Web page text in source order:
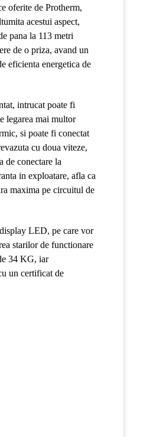
oferite de Protherm,
acestui aspect,
pana la 113 metri
de o priza, avand un
eficienta energetica de
intrucat poate fi
legarea mai multor
si poate fi conectat
cu doua viteze,
de conectare la
in exploatare, afla ca
maxima pe circuitul de
LED, pe care vor
starilor de functionare
34 KG, iar
un certificat de